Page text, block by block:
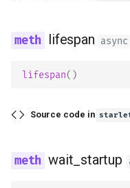
lifespan async
lifespan()
Source code in
wait_startup